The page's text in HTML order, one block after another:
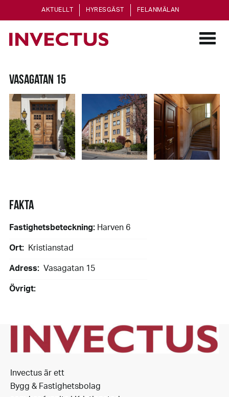
AKTUELLT HYRESGÄST FELANMÄLAN
VASAGATAN 15
FAKTA
Fastighetsbeteckning:Harven 6
Ort: Kristianstad
Adress: Vasagatan 15
Övrigt:
Invectus är ett
Bygg & Fastighetsbolag